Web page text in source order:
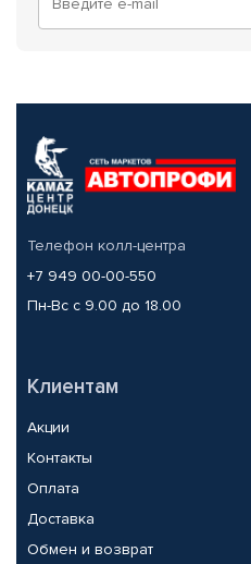
Телефон колл-центра
+7 949 00-00-550
Пн-Вс с 9.00 до 18.00
Клиентам
Акции
Контакты
Оплата
Доставка
Обмен и возврат